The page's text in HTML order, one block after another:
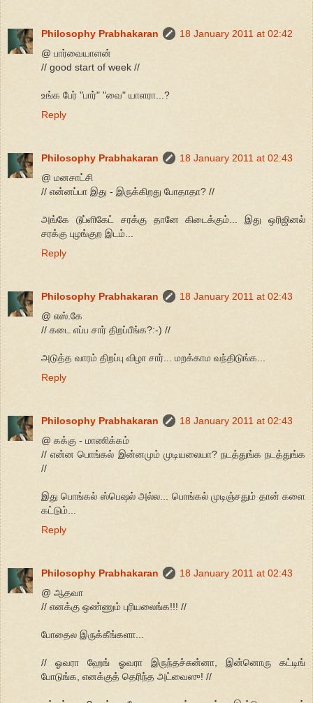
Philosophy Prabhakaran
18 January 2011 at 02:42
@ பார்வையாளன்
// good start of week //
உங்க பேர் "பார்" "வை" யாளரா...?
Reply
Philosophy Prabhakaran
18 January 2011 at 02:43
@ மனசாட்சி
// என்னப்பா இது - இருக்கிறது போதாதா? //
அங்கே டூப்ளிகேட் சரக்கு தானே கிடைக்கும்... இது ஒரிஜினல்
சரக்கு புழங்குற இடம்...
Reply
Philosophy Prabhakaran
18 January 2011 at 02:43
@ எஸ்.கே
// கடை எப்ப சார் திறப்பீங்க?:-) //
அடுத்த வாரம் திறப்பு விழா சார்... மறக்காம வந்திடுங்க...
Reply
Philosophy Prabhakaran
18 January 2011 at 02:43
@ கக்கு - மாணிக்கம்
// என்ன பொங்கல் இன்னமும் முடியலையா? நடத்துங்க நடத்துங்க
//
இது பொங்கல் ஸ்பெஷல் அல்ல... பொங்கல் முடிஞ்சதும் தான் களை
கட்டும்...
Reply
Philosophy Prabhakaran
18 January 2011 at 02:43
@ ஆதவா
// எனக்கு ஒண்ணும் புரியலைங்க!!! //
போதைல இருக்கீங்களா...
// ஓவரா ஹேங் ஓவரா இருந்தச்சுன்னா, இன்னொரு கட்டிங்
போடுங்க, எனக்குத் தெரிந்த அட்வைஸு! //